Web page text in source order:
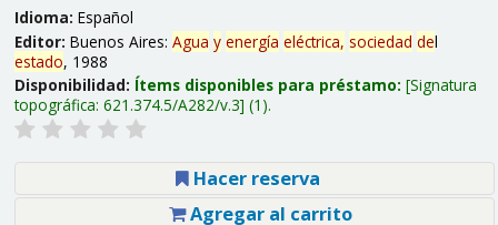
Idioma: Español
Editor: Buenos Aires: Agua y energía eléctrica, sociedad del
estado, 1988
Disponibilidad: Ítems disponibles para préstamo: Signatura
topográfica: 621.374.5/A282/v.3 (1).
Hacer reserva
Agregar al carrito